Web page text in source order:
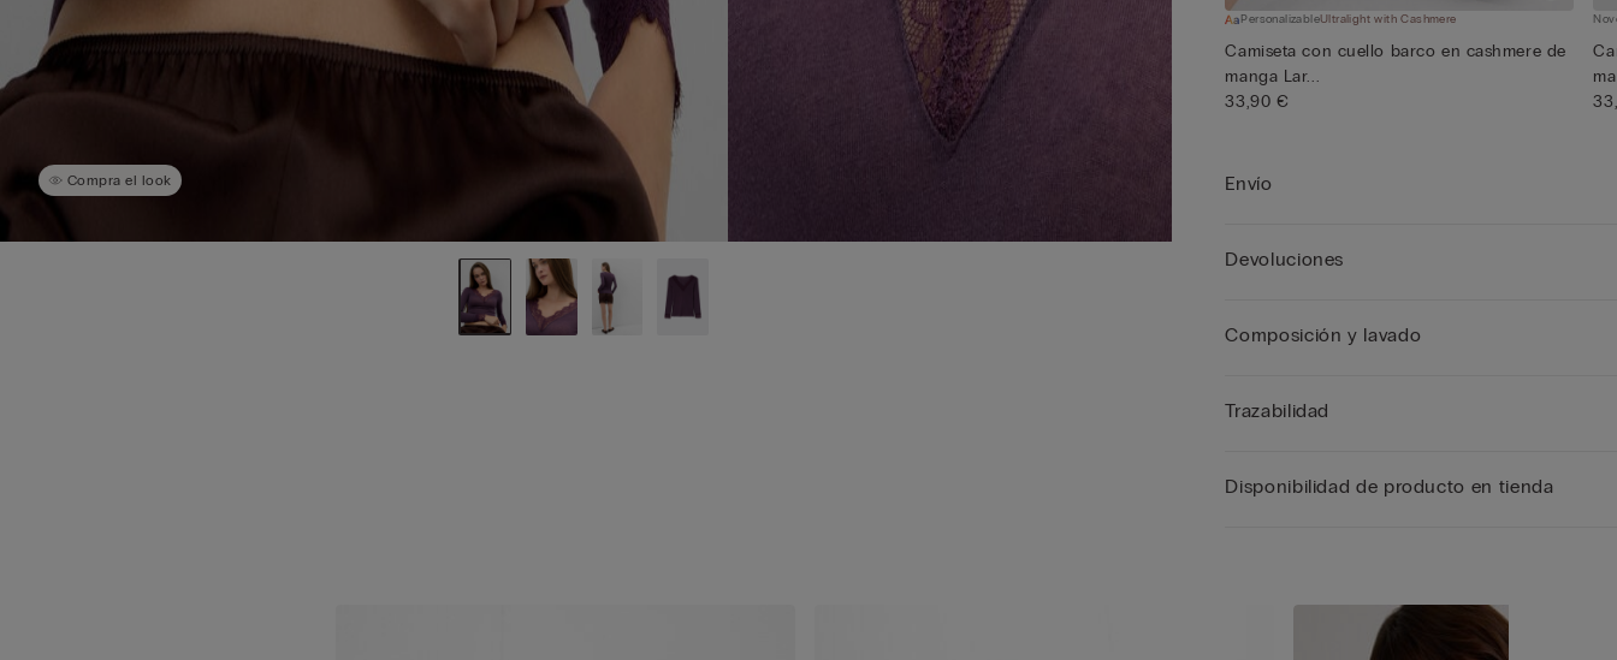
Compra el look
PersonalizableUltralight with Cashmere
Camiseta con cuello barco en cashmere de
manga Lar...
33,90 €
Envío
Devoluciones
Composición y lavado
Trazabilidad
Disponibilidad de producto en tienda